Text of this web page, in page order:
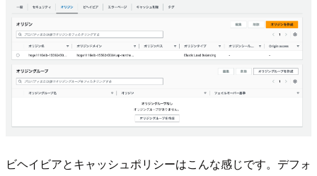
ビヘイビアとキャッシュポリシーはこんな感じです。デフォ